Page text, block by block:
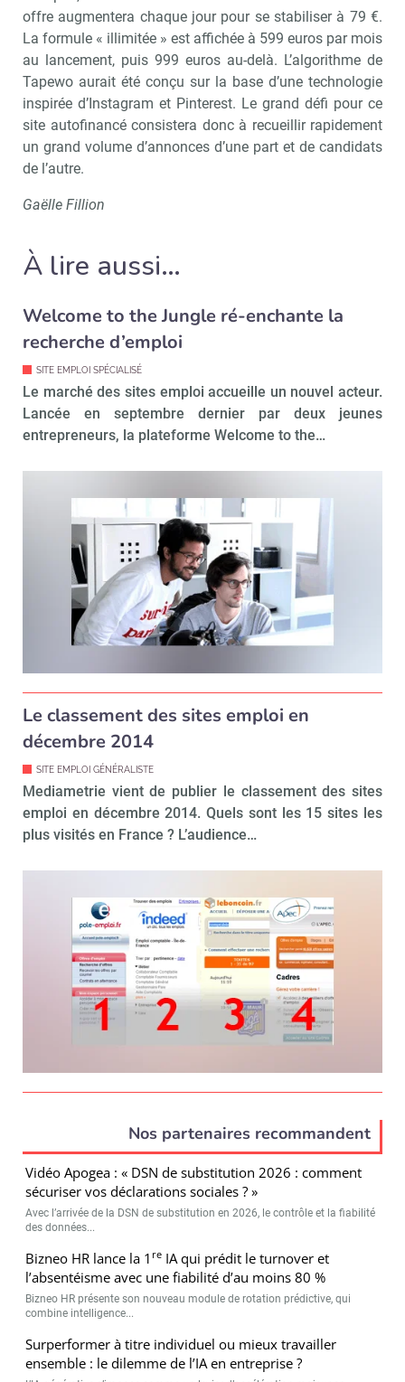
offre augmentera chaque jour pour se stabiliser à 79 €.
La formule « illimitée » est affichée à 599 euros par mois
au lancement, puis 999 euros au-delà. L’algorithme de
Tapewo aurait été conçu sur la base d’une technologie
inspirée d’Instagram et Pinterest. Le grand défi pour ce
site autofinancé consistera donc à recueillir rapidement
un grand volume d’annonces d’une part et de candidats
de l’autre.
Gaëlle Fillion
À lire aussi…
Welcome to the Jungle ré-enchante la
recherche d’emploi
SITE EMPLOI SPÉCIALISÉ
Le marché des sites emploi accueille un nouvel acteur.
Lancée en septembre dernier par deux jeunes
entrepreneurs, la plateforme Welcome to the…
Le classement des sites emploi en
décembre 2014
SITE EMPLOI GÉNÉRALISTE
Mediametrie vient de publier le classement des sites
emploi en décembre 2014. Quels sont les 15 sites les
plus visités en France ? L’audience…
Nos partenaires recommandent
Vidéo Apogea : « DSN de substitution 2026 : comment
sécuriser vos déclarations sociales ? »
Avec l’arrivée de la DSN de substitution en 2026, le contrôle et la fiabilité
des données...
Bizneo HR lance la 1 re IA qui prédit le turnover et
l’absentéisme avec une fiabilité d’au moins 80 %
Bizneo HR présente son nouveau module de rotation prédictive, qui
combine intelligence...
Surperformer à titre individuel ou mieux travailler
ensemble : le dilemme de l’IA en entreprise ?
Recevoir RH MatinAbonnez-
Valider
Non merci, je reçois déjà
!
Je déciderai plus
tard